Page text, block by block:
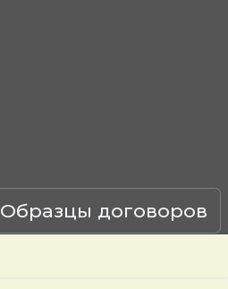
Образцы договоров